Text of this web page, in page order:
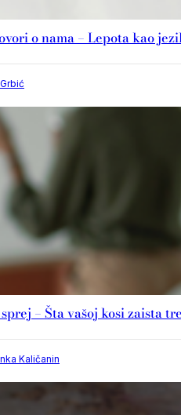
o nama – Lepota kao
– Šta vašoj kosi zaista
Kaličanin